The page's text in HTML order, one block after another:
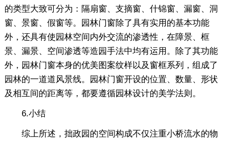
的类型大致可分为：隔扇窗、支摘窗、什锦窗、漏窗、洞
窗、景窗、假窗等。园林门窗除了具有实用的基本功能
外，还具有使园林空间内外交流的渗透性，在障景、框
景、漏景、空间渗透等造园手法中均有运用。除了其功能
外，园林门窗本身的优美图案纹样以及窗框系列，组成了
园林的一道道风景线。园林门窗开设的位置、数量、形状
及相互间的距离等，都要遵循园林设计的美学法则。
6.小结
综上所述，拙政园的空间构成不仅注重小桥流水的物